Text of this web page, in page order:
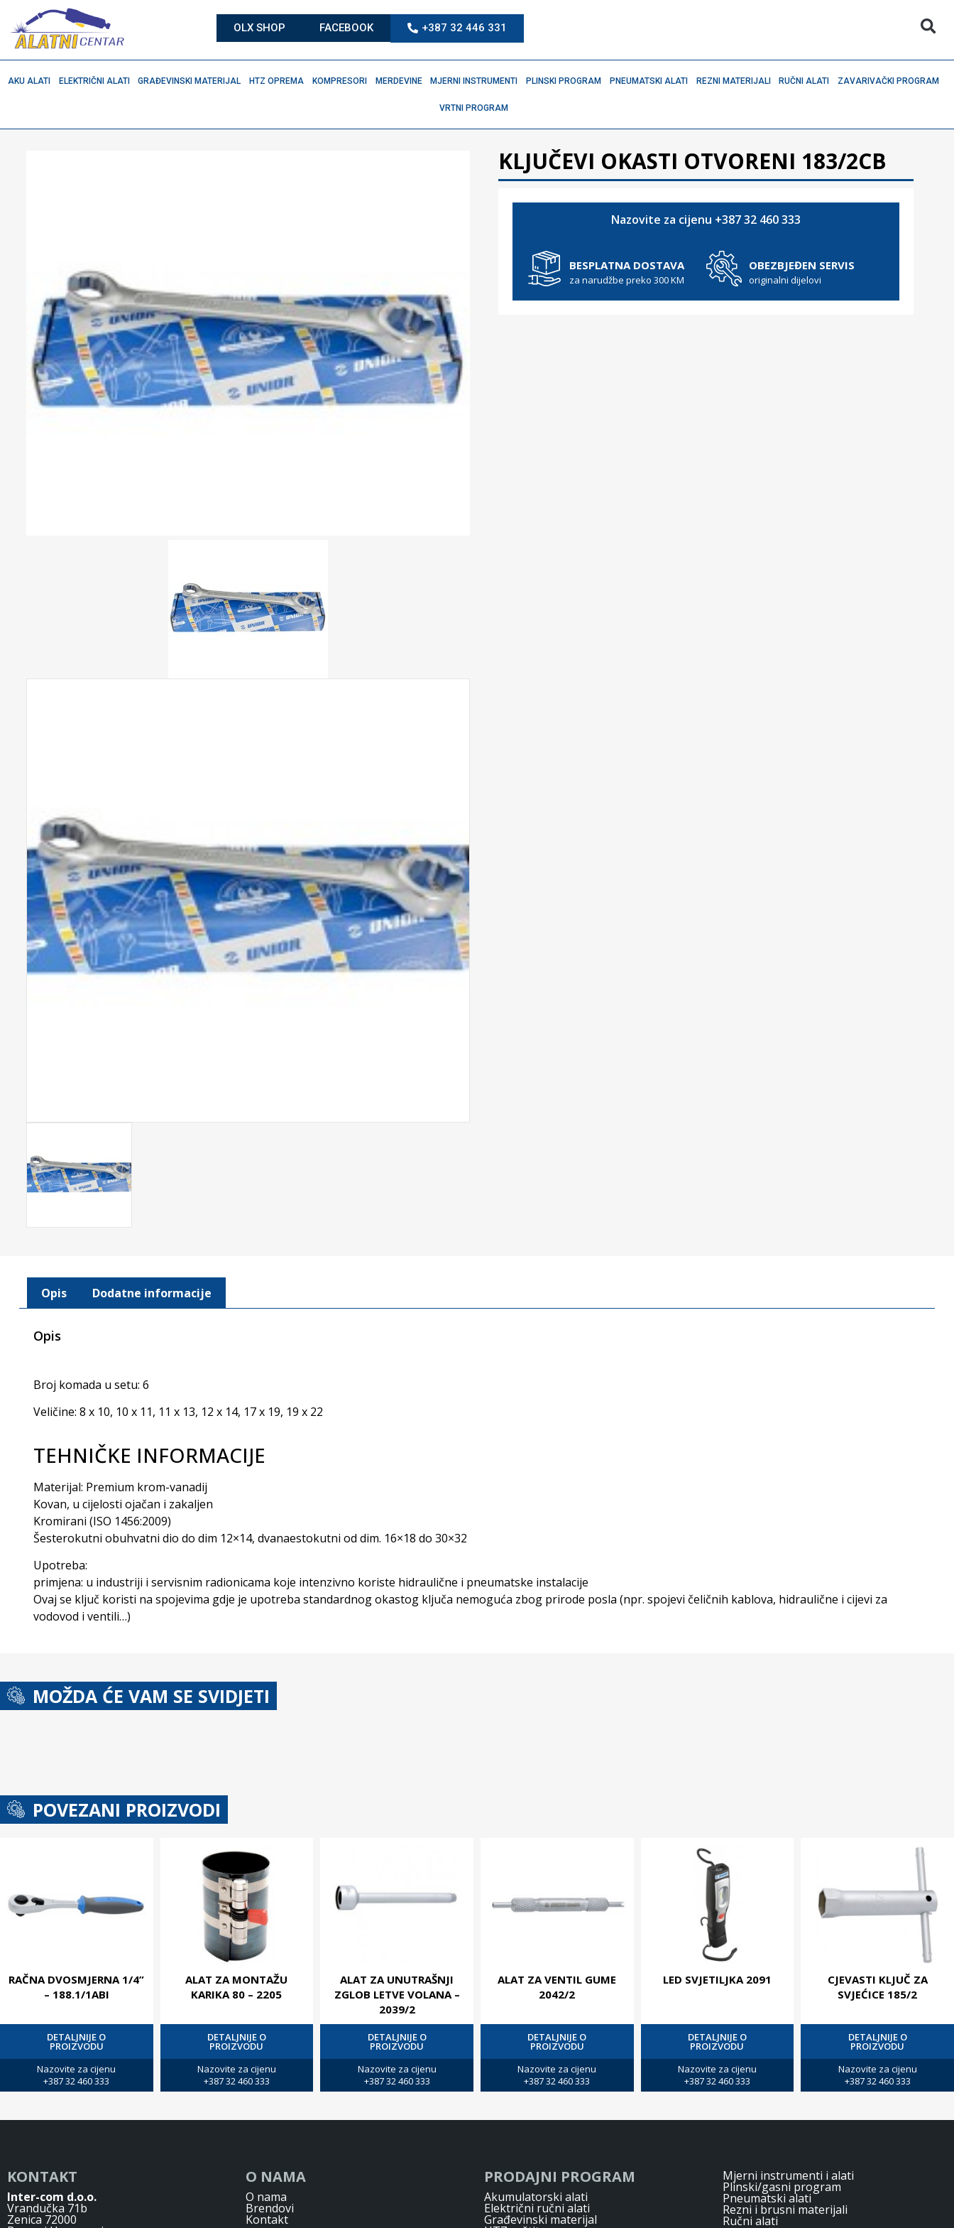
OLX SHOP FACEBOOK +387 32 446 331
AKU ALATI ELEKTRIČNI ALATI GRAĐEVINSKI MATERIJAL HTZ OPREMA KOMPRESORI MERDEVINE MJERNI INSTRUMENTI PLINSKI PROGRAM PNEUMATSKI ALATI REZNI MATERIJALI RUČNI ALATI ZAVARIVAČKI PROGRAM
VRTNI PROGRAM
KLJUČEVI OKASTI OTVORENI 183/2CB
Nazovite za cijenu +387 32 460 333
BESPLATNA DOSTAVA
za narudžbe preko 300 KM
OBEZBJEĐEN SERVIS
originalni dijelovi
Opis Dodatne informacije
Opis
Broj komada u setu: 6
Veličine: 8 x 10, 10 x 11, 11 x 13, 12 x 14, 17 x 19, 19 x 22
TEHNIČKE INFORMACIJE
Materijal: Premium krom-vanadij
Kovan, u cijelosti ojačan i zakaljen
Kromirani (ISO 1456:2009)
Šesterokutni obuhvatni dio do dim 12×14, dvanaestokutni od dim. 16×18 do 30×32
Upotreba:
primjena: u industriji i servisnim radionicama koje intenzivno koriste hidraulične i pneumatske instalacije
Ovaj se ključ koristi na spojevima gdje je upotreba standardnog okastog ključa nemoguća zbog prirode posla (npr. spojevi čeličnih kablova, hidraulične i cijevi za
vodovod i ventili…)
MOŽDA ĆE VAM SE SVIDJETI
POVEZANI PROIZVODI
RAČNA DVOSMJERNA 1/4”
– 188.1/1ABI
DETALJNIJE O
PROIZVODU
Nazovite za cijenu
+387 32 460 333
ALAT ZA MONTAŽU
KARIKA 80 – 2205
DETALJNIJE O
PROIZVODU
Nazovite za cijenu
+387 32 460 333
ALAT ZA UNUTRAŠNJI
ZGLOB LETVE VOLANA –
2039/2
DETALJNIJE O
PROIZVODU
Nazovite za cijenu
+387 32 460 333
ALAT ZA VENTIL GUME
2042/2
DETALJNIJE O
PROIZVODU
Nazovite za cijenu
+387 32 460 333
LED SVJETILJKA 2091
DETALJNIJE O
PROIZVODU
Nazovite za cijenu
+387 32 460 333
CJEVASTI KLJUČ ZA
SVJEĆICE 185/2
DETALJNIJE O
PROIZVODU
Nazovite za cijenu
+387 32 460 333
KONTAKT
Inter-com d.o.o.
Vrandučka 71b
Zenica 72000
O NAMA
O nama
Brendovi
Kontakt
PRODAJNI PROGRAM
Akumulatorski alati
Električni ručni alati
Građevinski materijal
Mjerni instrumenti i alati
Plinski/gasni program
Pneumatski alati
Rezni i brusni materijali
Ručni alati